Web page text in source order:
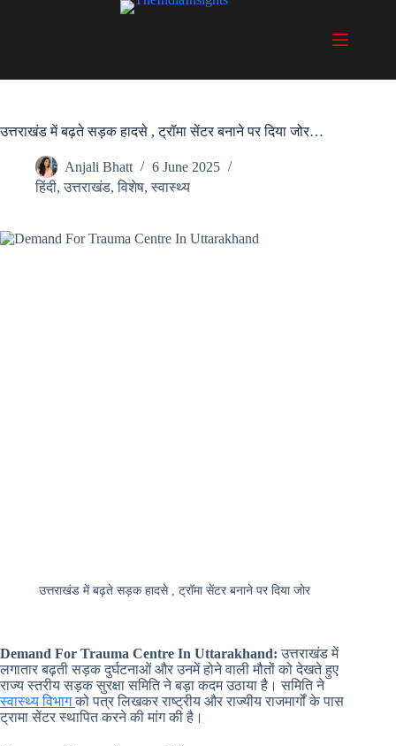
उत्तराखंड में बढ़ते सड़क हादसे , ट्रॉमा सेंटर बनाने पर दिया जोर…
Anjali Bhatt
6 June 2025
हिंदी,उत्तराखंड,विशेष,स्वास्थ्य
उत्तराखंड में बढ़ते सड़क हादसे , ट्रॉमा सेंटर बनाने पर दिया जोर
Demand For Trauma Centre In Uttarakhand: उत्तराखंड में
लगातार बढ़ती सड़क दुर्घटनाओं और उनमें होने वाली मौतों को देखते हुए
राज्य स्तरीय सड़क सुरक्षा समिति ने बड़ा कदम उठाया है। समिति ने
स्वास्थ्य विभागको पत्र लिखकर राष्ट्रीय और राज्यीय राजमार्गों के पास
ट्रामा सेंटर स्थापित करने की मांग की है।